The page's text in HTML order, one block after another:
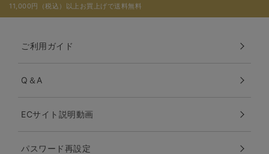
11,000円（税込）以上お買上げで送料無料
ご利用ガイド
Q＆A
ECサイト説明動画
パスワード再設定